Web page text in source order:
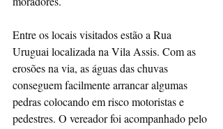
Entre os locais visitados estão a Rua
Uruguai localizada na Vila Assis. Com as
erosões na via, as águas das chuvas
conseguem facilmente arrancar algumas
pedras colocando em risco motoristas e
pedestres. O vereador foi acompanhado pelo